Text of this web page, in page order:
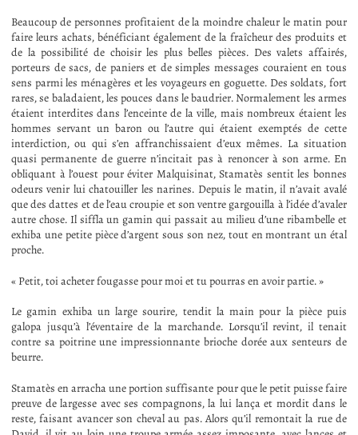
Beaucoup de personnes profitaient de la moindre chaleur le matin pour
faire leurs achats, bénéficiant également de la fraîcheur des produits et
de la possibilité de choisir les plus belles pièces. Des valets affairés,
porteurs de sacs, de paniers et de simples messages couraient en tous
sens parmi les ménagères et les voyageurs en goguette. Des soldats, fort
rares, se baladaient, les pouces dans le baudrier. Normalement les armes
étaient interdites dans l’enceinte de la ville, mais nombreux étaient les
hommes servant un baron ou l’autre qui étaient exemptés de cette
interdiction, ou qui s’en affranchissaient d’eux mêmes. La situation
quasi permanente de guerre n’incitait pas à renoncer à son arme. En
obliquant à l’ouest pour éviter Malquisinat, Stamatès sentit les bonnes
odeurs venir lui chatouiller les narines. Depuis le matin, il n’avait avalé
que des dattes et de l’eau croupie et son ventre gargouilla à l’idée d’avaler
autre chose. Il siffla un gamin qui passait au milieu d’une ribambelle et
exhiba une petite pièce d’argent sous son nez, tout en montrant un étal
proche.
« Petit, toi acheter fougasse pour moi et tu pourras en avoir partie. »
Le gamin exhiba un large sourire, tendit la main pour la pièce puis
galopa jusqu’à l’éventaire de la marchande. Lorsqu’il revint, il tenait
contre sa poitrine une impressionnante brioche dorée aux senteurs de
beurre.
Stamatès en arracha une portion suffisante pour que le petit puisse faire
preuve de largesse avec ses compagnons, la lui lança et mordit dans le
reste, faisant avancer son cheval au pas. Alors qu’il remontait la rue de